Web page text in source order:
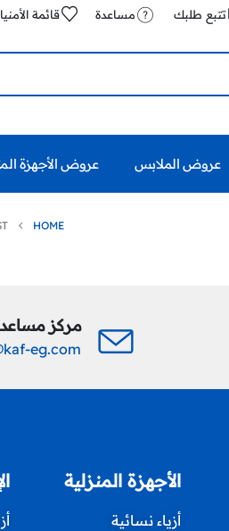
تتبع طلبك مساعدة قائمة
عروض الملابس عروض الأجهزة
HOME
مركز
eg.com
الأجهزة المنزلية
أزياء نسائية